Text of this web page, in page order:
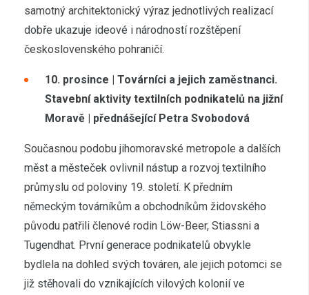
samotný architektonický výraz jednotlivých realizací
dobře ukazuje ideové i národností rozštěpení
československého pohraničí.
10. prosince | Továrníci a jejich zaměstnanci.
Stavební aktivity textilních podnikatelů na jižní
Moravě | přednášející Petra Svobodová
Současnou podobu jihomoravské metropole a dalších
měst a městeček ovlivnil nástup a rozvoj textilního
průmyslu od poloviny 19. století. K předním
německým továrníkům a obchodníkům židovského
původu patřili členové rodin Löw-Beer, Stiassni a
Tugendhat. První generace podnikatelů obvykle
bydlela na dohled svých továren, ale jejich potomci se
již stěhovali do vznikajících vilových kolonií ve